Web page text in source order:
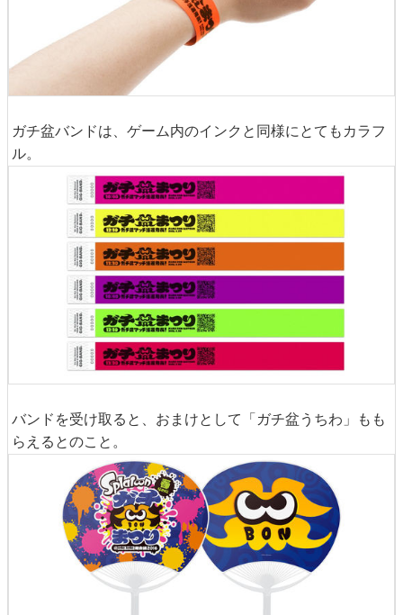
ガチ盆バンドは、ゲーム内のインクと同様にとてもカラフ
ル。
バンドを受け取ると、おまけとして「ガチ盆うちわ」もも
らえるとのこと。